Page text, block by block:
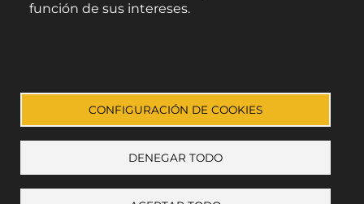
Aviso legal-Política de privacidad-
Accesibilidad
Enlace a Facebook
Enlace a Instagram
Enlace a Youtube Channel
Enlace a X (Twitter)
función de sus intereses.
CONFIGURACIÓN DE COOKIES
DENEGAR TODO